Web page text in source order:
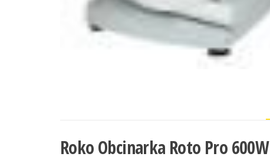
Roko Obcinarka Roto Pro 600W